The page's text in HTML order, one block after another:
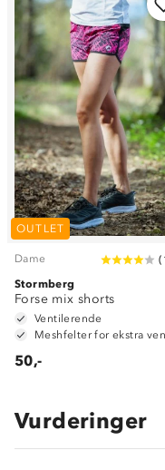
OUTLET
Dame (
Stormberg
Forse mix shorts
Ventilerende
50,-
Vurderinger